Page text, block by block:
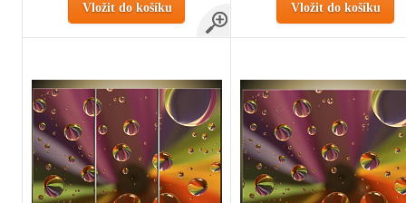
Vložit do košíku Vložit do košíku